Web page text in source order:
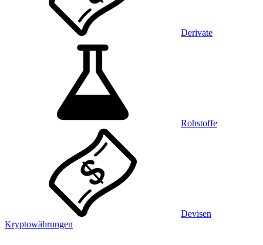
Derivate
Rohstoffe
Devisen
Kryptowährungen